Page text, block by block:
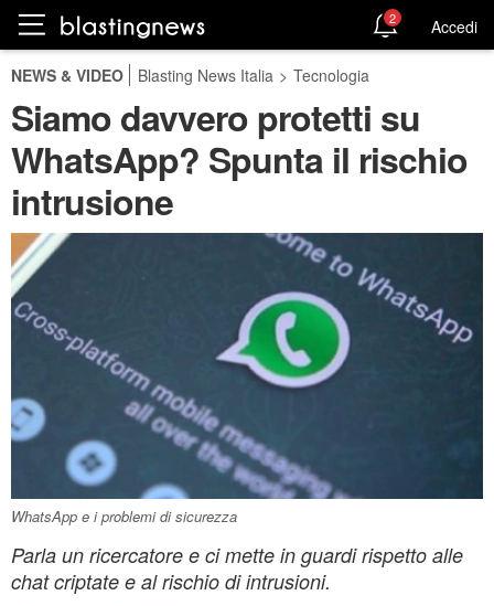
2 Accedi
NEWS & VIDEO Blasting News Italia > Tecnologia
Siamo davvero protetti su
WhatsApp? Spunta il rischio
intrusione
WhatsApp e i problemi di sicurezza
Parla un ricercatore e ci mette in guardi rispetto alle
chat criptate e al rischio di intrusioni.